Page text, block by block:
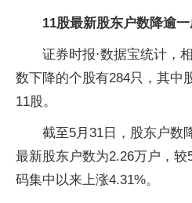
11股最新股东户数降逾
证券时报·数据宝统计，
数下降的个股有284只，其中
11股。
截至5月31日，股东户数
最新股东户数为2.26万户，
码集中以来上涨4.31%。